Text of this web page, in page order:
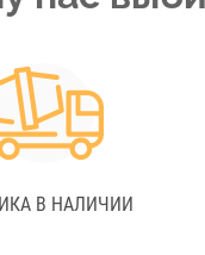
В НАЛИЧИИ